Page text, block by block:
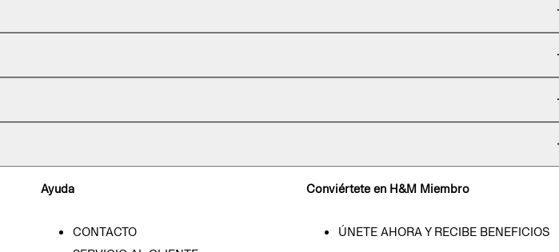
Ayuda
CONTACTO
Conviértete en H&M Miembro
ÚNETE AHORA Y RECIBE BENEFICIOS